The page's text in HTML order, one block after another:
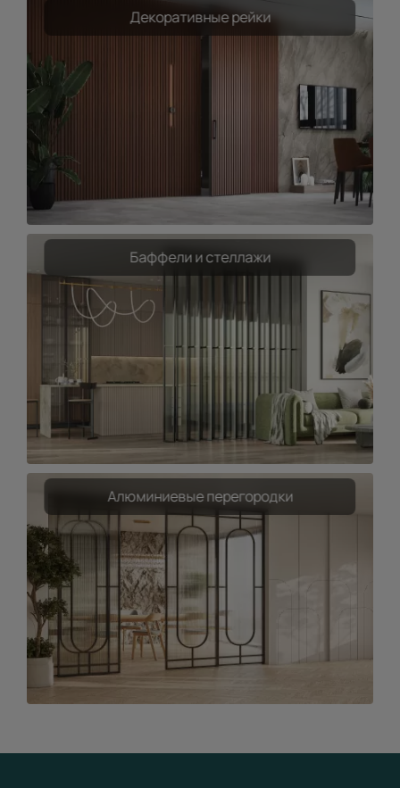
Декоративные рейки
Баффели и стеллажи
Алюминиевые перегородки